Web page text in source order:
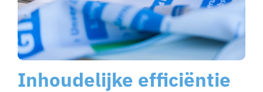
Inhoudelijke efficiëntie